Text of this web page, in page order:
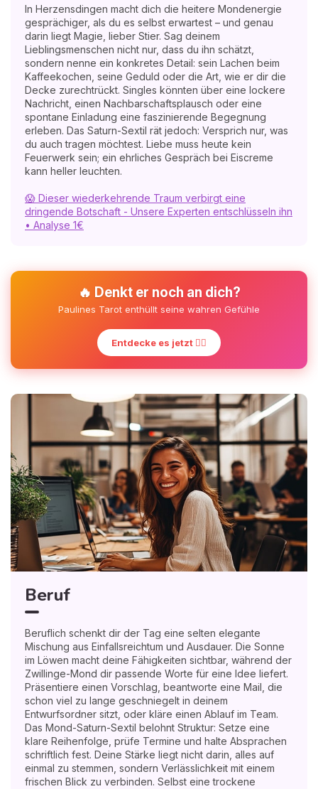
In Herzensdingen macht dich die heitere Mondenergie
gesprächiger, als du es selbst erwartest – und genau
darin liegt Magie, lieber Stier. Sag deinem
Lieblingsmenschen nicht nur, dass du ihn schätzt,
sondern nenne ein konkretes Detail: sein Lachen beim
Kaffeekochen, seine Geduld oder die Art, wie er dir die
Decke zurechtrückt. Singles könnten über eine lockere
Nachricht, einen Nachbarschaftsplausch oder eine
spontane Einladung eine faszinierende Begegnung
erleben. Das Saturn-Sextil rät jedoch: Versprich nur, was
du auch tragen möchtest. Liebe muss heute kein
Feuerwerk sein; ein ehrliches Gespräch bei Eiscreme
kann heller leuchten.
😱 Dieser wiederkehrende Traum verbirgt eine
dringende Botschaft - Unsere Experten entschlüsseln ihn
• Analyse 1€
🔥 Denkt er noch an dich?
Paulines Tarot enthüllt seine wahren Gefühle
Entdecke es jetzt ❤️‍🔥
Beruf
Beruflich schenkt dir der Tag eine selten elegante
Mischung aus Einfallsreichtum und Ausdauer. Die Sonne
im Löwen macht deine Fähigkeiten sichtbar, während der
Zwillinge-Mond dir passende Worte für eine Idee liefert.
Präsentiere einen Vorschlag, beantworte eine Mail, die
schon viel zu lange geschniegelt in deinem
Entwurfsordner sitzt, oder kläre einen Ablauf im Team.
Das Mond-Saturn-Sextil belohnt Struktur: Setze eine
klare Reihenfolge, prüfe Termine und halte Absprachen
schriftlich fest. Deine Stärke liegt nicht darin, alles auf
einmal zu stemmen, sondern Verlässlichkeit mit einem
frischen Blick zu verbinden. Selbst eine trockene